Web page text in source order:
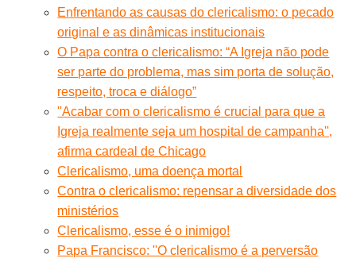
Enfrentando as causas do clericalismo: o pecado
original e as dinâmicas institucionais
O Papa contra o clericalismo: “A Igreja não pode
ser parte do problema, mas sim porta de solução,
respeito, troca e diálogo”
''Acabar com o clericalismo é crucial para que a
Igreja realmente seja um hospital de campanha'',
afirma cardeal de Chicago
Clericalismo, uma doença mortal
Contra o clericalismo: repensar a diversidade dos
ministérios
Clericalismo, esse é o inimigo!
Papa Francisco: ''O clericalismo é a perversão